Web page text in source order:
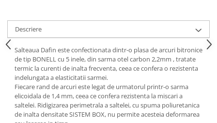
Set mese si scaune gradinita
Mobilier copii
Mobila camera copii
Scaune birou pentru copii
Saltele patuturi copii
Paturi copii
Masa si scaune gradinita
Seturi comode living si dormitor
Descriere
Salteaua Dafin este confectionata dintr-o plasa de arcuri bitronice
de tip BONELL cu 5 inele, din sarma otel carbon 2,2mm , tratate
termic la curenti de inalta frecventa, ceea ce confera o rezistenta
indelungata a elasticitatii sarmei.
Fiecare rand de arcuri este legat de urmatorul printr-o sarma
elicoidala de 1,4 mm, ceea ce confera rezistenta la miscari a
saltelei. Ridigizarea perimetrala a saltelei, cu spuma poliuretanica
de inalta densitate SISTEM BOX, nu permite acesteia deformarea